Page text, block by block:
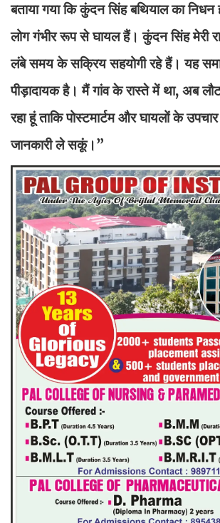
बताया गया कि कुंदन सिंह बथियाल का निधन
लोग गंभीर रूप से घायल हैं। कुंदन सिंह मेरी
लंबे समय के सक्रिय सहयोगी रहे हैं। यह
पीड़ादायक है। मैं गांव के रास्ते में था, अब
रहा हूं ताकि पोस्टमार्टम और घायलों के
जानकारी ले सकूं।”